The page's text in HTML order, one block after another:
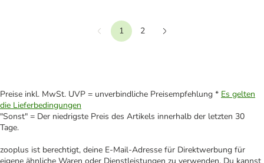
Vorherige
1
2
Preise inkl. MwSt. UVP = unverbindliche Preisempfehlung * Es gelten
die Lieferbedingungen
"Sonst" = Der niedrigste Preis des Artikels innerhalb der letzten 30
Tage.
zooplus ist berechtigt, deine E-Mail-Adresse für Direktwerbung für